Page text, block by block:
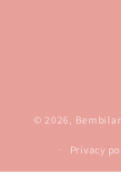
© 2026,
Privacy